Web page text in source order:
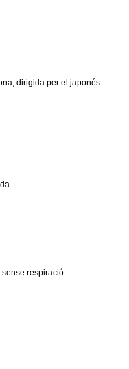
dirigida per el japonés
sense respiració.